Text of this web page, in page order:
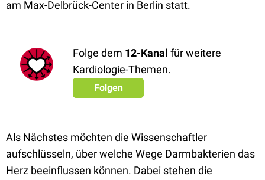
am Max-Delbrück-Center in Berlin statt.
Folge dem 12-Kanal für weitere
Kardiologie-Themen.
Folgen
Als Nächstes möchten die Wissenschaftler
aufschlüsseln, über welche Wege Darmbakterien das
Herz beeinflussen können. Dabei stehen die